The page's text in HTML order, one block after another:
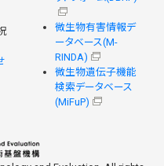
微生物有害情報デ
ータベース(M-
RINDA)
微生物遺伝子機能
検索データベース
(MiFuP)